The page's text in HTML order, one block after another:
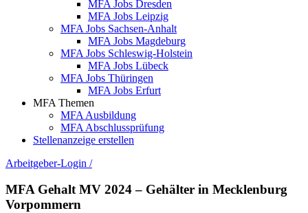
MFA Jobs Dresden
MFA Jobs Leipzig
MFA Jobs Sachsen-Anhalt
MFA Jobs Magdeburg
MFA Jobs Schleswig-Holstein
MFA Jobs Lübeck
MFA Jobs Thüringen
MFA Jobs Erfurt
MFA Themen
MFA Ausbildung
MFA Abschlussprüfung
Stellenanzeige erstellen
Arbeitgeber-Login /
MFA Gehalt MV 2024 – Gehälter in Mecklenburg
Vorpommern